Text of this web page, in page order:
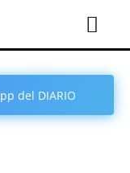
del DIARIO